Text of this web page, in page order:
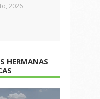
2026
HERMANAS